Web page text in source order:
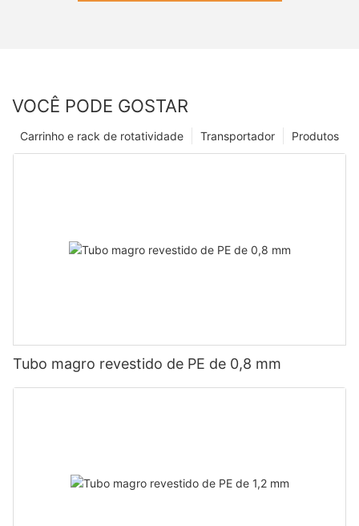
VOCÊ PODE GOSTAR
Produtos
Transportador
Carrinho e rack de rotatividade
Tubo magro revestido de PE de 0,8 mm